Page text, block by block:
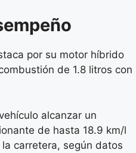
por su motor híbrido
de 1.8 litros con
alcanzar un
de hasta 18.9 km/l
carretera, según datos